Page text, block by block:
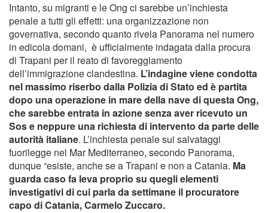
Intanto, su migranti e le Ong ci sarebbe un’inchiesta
penale a tutti gli effetti: una organizzazione non
governativa, secondo quanto rivela Panorama nel numero
in edicola domani, è ufficialmente indagata dalla procura
di Trapani per il reato di favoreggiamento
dell’immigrazione clandestina. L’indagine viene condotta
nel massimo riserbo dalla Polizia di Stato ed è partita
dopo una operazione in mare della nave di questa Ong,
che sarebbe entrata in azione senza aver ricevuto un
Sos e neppure una richiesta di intervento da parte delle
autorità italiane. L’inchiesta penale sui salvataggi
fuorilegge nel Mar Mediterraneo, secondo Panorama,
dunque “esiste, anche se a Trapani e non a Catania. Ma
guarda caso fa leva proprio su quegli elementi
investigativi di cui parla da settimane il procuratore
capo di Catania, Carmelo Zuccaro.